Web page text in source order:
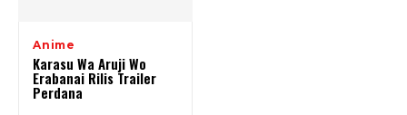
Anime
Karasu Wa Aruji Wo
Erabanai Rilis Trailer
Perdana